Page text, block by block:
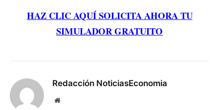
HAZ CLIC AQUÍ SOLICITA AHORA TU
SIMULADOR GRATUITO
Redacción NoticiasEconomia
Website